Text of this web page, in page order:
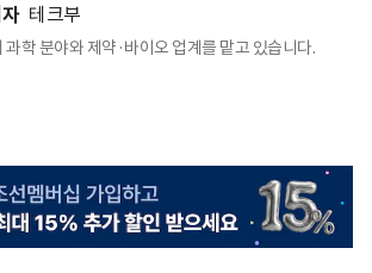
테크부
과학 분야와 제약·바이오 업계를 맡고 있습니다.